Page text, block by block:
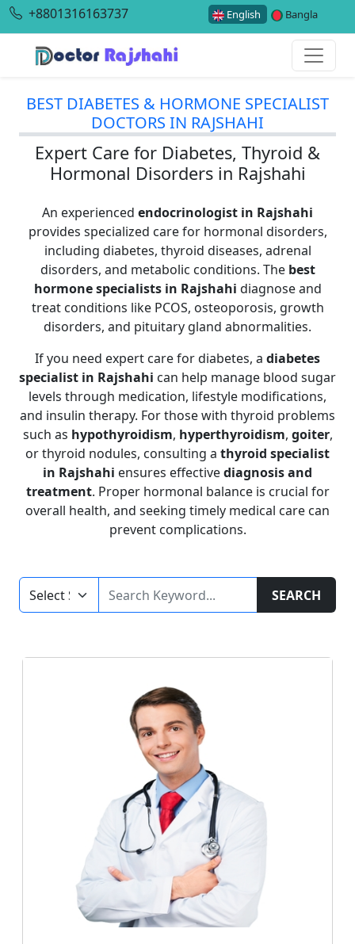
+8801316163737 English Bangla
BEST DIABETES & HORMONE SPECIALIST
DOCTORS IN RAJSHAHI
Expert Care for Diabetes, Thyroid &
Hormonal Disorders in Rajshahi
An experienced endocrinologist in Rajshahi
provides specialized care for hormonal disorders,
including diabetes, thyroid diseases, adrenal
disorders, and metabolic conditions. Thebest
hormone specialists in Rajshahi diagnose and
treat conditions like PCOS, osteoporosis, growth
disorders, and pituitary gland abnormalities.
If you need expert care for diabetes, a diabetes
specialist in Rajshahi can help manage blood sugar
levels through medication, lifestyle modifications,
and insulin therapy. For those with thyroid problems
such as hypothyroidism, hyperthyroidism, goiter,
or thyroid nodules, consulting a thyroid specialist
in Rajshahi ensures effectivediagnosis and
treatment. Proper hormonal balance is crucial for
overall health, and seeking timely medical care can
prevent complications.
SEARCH